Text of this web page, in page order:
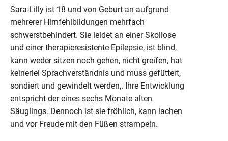
Sara-Lilly ist 18 und von Geburt an aufgrund
mehrerer Hirnfehlbildungen mehrfach
schwerstbehindert. Sie leidet an einer Skoliose
und einer therapieresistente Epilepsie, ist blind,
kann weder sitzen noch gehen, nicht greifen, hat
keinerlei Sprachverständnis und muss gefüttert,
sondiert und gewindelt werden,. Ihre Entwicklung
entspricht der eines sechs Monate alten
Säuglings. Dennoch ist sie fröhlich, kann lachen
und vor Freude mit den Füßen strampeln.